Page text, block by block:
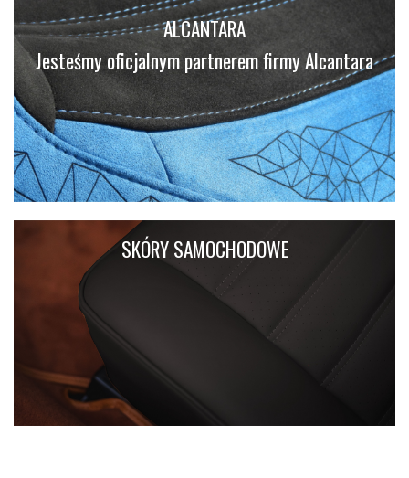
ALCANTARA
Jesteśmy oficjalnym partnerem firmy Alcantara
SKÓRY SAMOCHODOWE